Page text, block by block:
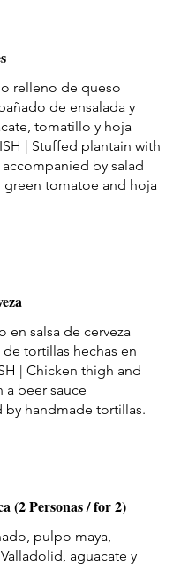
relleno de queso
de ensalada y
tomatillo y hoja
| Stuffed plantain with
by salad
green tomatoe and hoja
en salsa de cerveza
tortillas hechas en
| Chicken thigh and
beer sauce
(2 Personas / for 2)
pulpo maya,
aguacate y